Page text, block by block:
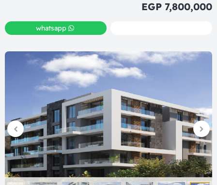
7,800,000 EGP
whatsapp